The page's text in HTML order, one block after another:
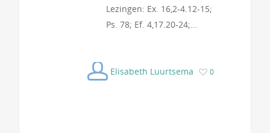
Lezingen: Ex. 16,2-4.12-15;
Ps. 78; Ef. 4,17.20-24;…
Elisabeth Luurtsema 0